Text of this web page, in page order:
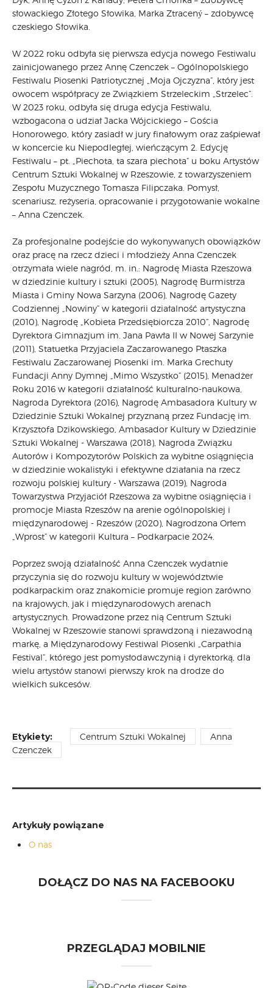
słowackiego Złotego Słowika, Marka Ztracený – zdobywcę
czeskiego Słowika.
W 2022 roku odbyła się pierwsza edycja nowego Festiwalu
zainicjowanego przez Annę Czenczek – Ogólnopolskiego
Festiwalu Piosenki Patriotycznej „Moja Ojczyzna”, który jest
owocem współpracy ze Związkiem Strzeleckim „Strzelec”.
W 2023 roku, odbyła się druga edycja Festiwalu,
wzbogacona o udział Jacka Wójcickiego – Gościa
Honorowego, który zasiadł w jury finałowym oraz zaśpiewał
w koncercie ku Niepodległej, wieńczącym 2. Edycję
Festiwalu – pt. „Piechota, ta szara piechota” u boku Artystów
Centrum Sztuki Wokalnej w Rzeszowie, z towarzyszeniem
Zespołu Muzycznego Tomasza Filipczaka. Pomysł,
scenariusz, reżyseria, opracowanie i przygotowanie wokalne
– Anna Czenczek.
Za profesjonalne podejście do wykonywanych obowiązków
oraz pracę na rzecz dzieci i młodzieży Anna Czenczek
otrzymała wiele nagród, m. in.: Nagrodę Miasta Rzeszowa
w dziedzinie kultury i sztuki (2005), Nagrodę Burmistrza
Miasta i Gminy Nowa Sarzyna (2006), Nagrodę Gazety
Codziennej „Nowiny” w kategorii działalność artystyczna
(2010), Nagrodę „Kobieta Przedsiębiorcza 2010”, Nagrodę
Dyrektora Gimnazjum im. Jana Pawła II w Nowej Sarzynie
(2011), Statuetka Przyjaciela Zaczarowanego Ptaszka
Festiwalu Zaczarowanej Piosenki im. Marka Grechuty
Fundacji Anny Dymnej „Mimo Wszystko” (2015), Menadżer
Roku 2016 w kategorii działalność kulturalno-naukowa,
Nagroda Dyrektora (2016), Nagrodę Ambasadora Kultury w
Dziedzinie Sztuki Wokalnej przyznaną przez Fundację im.
Krzysztofa Dzikowskiego, Ambasador Kultury w Dziedzinie
Sztuki Wokalnej - Warszawa (2018), Nagroda Związku
Autorów i Kompozytorów Polskich za wybitne osiągnięcia
w dziedzinie wokalistyki i efektywne działania na rzecz
rozwoju polskiej kultury - Warszawa (2019), Nagroda
Towarzystwa Przyjaciół Rzeszowa za wybitne osiągnięcia i
promocje Miasta Rzeszów na arenie ogólnopolskiej i
międzynarodowej - Rzeszów (2020), Nagrodzona Orłem
„Wprost” w kategorii Kultura – Podkarpacie 2024.
Poprzez swoją działalność Anna Czenczek wydatnie
przyczynia się do rozwoju kultury w województwie
podkarpackim oraz znakomicie promuje region zarówno
na krajowych, jak i międzynarodowych arenach
artystycznych. Prowadzone przez nią Centrum Sztuki
Wokalnej w Rzeszowie stanowi sprawdzoną i niezawodną
markę, a Międzynarodowy Festiwal Piosenki „Carpathia
Festival”, którego jest pomysłodawczynią i dyrektorką, dla
wielu artystów stanowi pierwszy krok na drodze do
wielkich sukcesów.
Etykiety: Centrum Sztuki Wokalnej
Anna
Czenczek
Artykuły powiązane
O nas
DOŁĄCZ DO NAS NA FACEBOOKU
PRZEGLĄDAJ MOBILNIE